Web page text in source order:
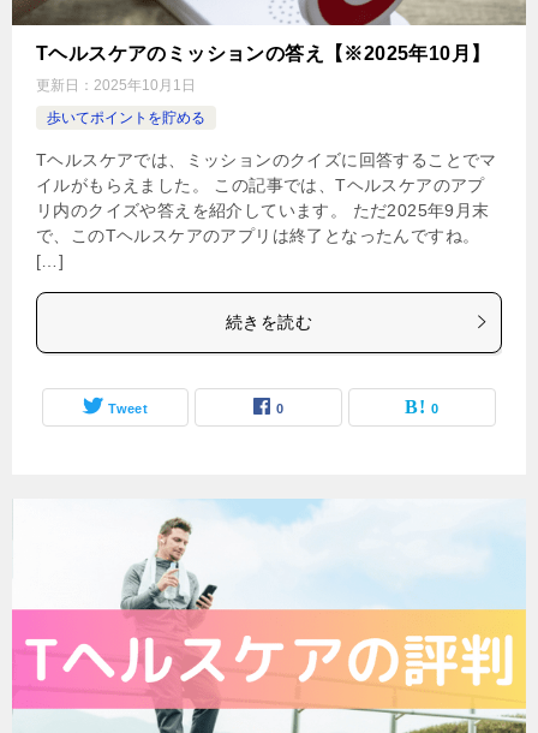
Tヘルスケアのミッションの答え【※2025年10月】
更新日： 2025年10月1日
歩いてポイントを貯める
Tヘルスケアでは、ミッションのクイズに回答することでマ
イルがもらえました。 この記事では、Tヘルスケアのアプ
リ内のクイズや答えを紹介しています。 ただ2025年9月末
で、このTヘルスケアのアプリは終了となったんですね。
[…]
続きを読む
Tweet 0 0